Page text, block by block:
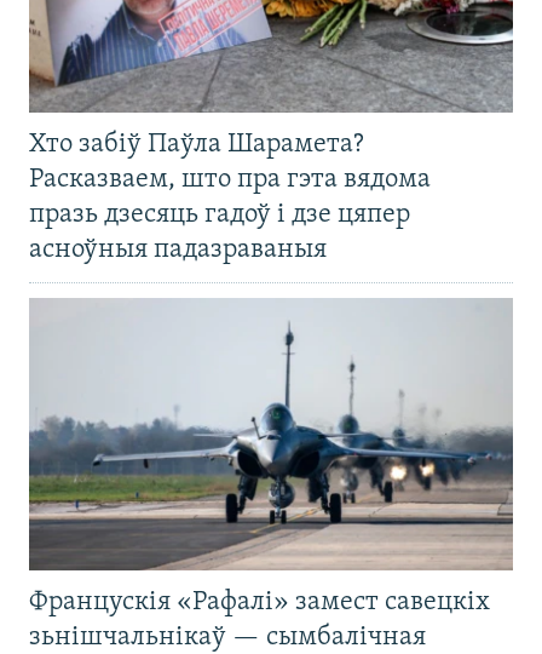
Хто забіў Паўла Шарамета?
Расказваем, што пра гэта вядома
празь дзесяць гадоў і дзе цяпер
асноўныя падазраваныя
Францускія «Рафалі» замест савецкіх
зьнішчальнікаў — сымбалічная